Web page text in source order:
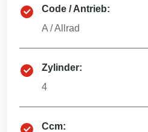
Code / Antrieb:
A /Allrad
Zylinder:
4
Ccm: